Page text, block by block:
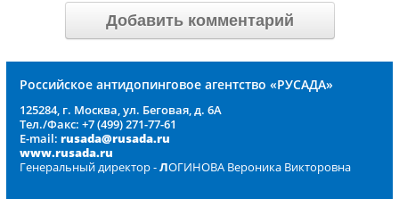
Добавить комментарий
Российское антидопинговое агентство «РУСАДА»
125284, г. Москва, ул. Беговая, д. 6А
Тел./Факс: +7 (499) 271-77-61
E-mail: rusada@rusada.ru
www.rusada.ru
Генеральный директор -ЛОГИНОВА Вероника Викторовна